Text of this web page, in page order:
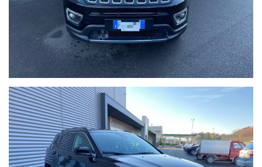
Vieni a conoscerci sul nostro sito www.dinimotors.com, troverai
ulteriori foto e in altà qualità.
Ci puoi trovare a Sant'Angelo in Vado (PU) presso la nuova sede in
Voc. Calvernazzo n° 3 lungo la SS 73 bis accanto alla stazione di
servizio Beyfin.
siamo facilmente raggiungibili in pullman dalla stazione di Pesaro
o dalla stazione di Arezzo per il versante tirrenico.
I dettagli dell'auto inseriti nell'annuncio potrebbero in alcuni casi
differire da quelli realmente presenti sulla vettura; pertanto prima
dell'acquisto, vi invitiamo a verificare sia la correttezza degli
stessi che la disponibilità del veicolo.